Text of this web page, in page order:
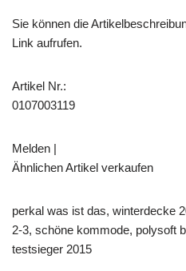
Sie können die
Link aufrufen.
Artikel Nr.:
0107003119
Melden |
Ähnlichen Artikel verkaufen
perkal was ist das, winterdecke
2-3, schöne kommode, polysoft
testsieger 2015